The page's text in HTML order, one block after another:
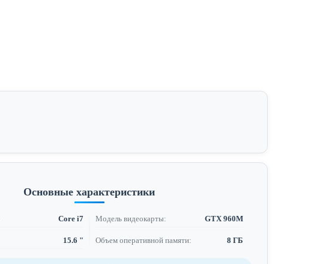
Основные характеристики
Core i7 Модель видеокарты: GTX 960M
15.6 " Объем оперативной памяти: 8 ГБ